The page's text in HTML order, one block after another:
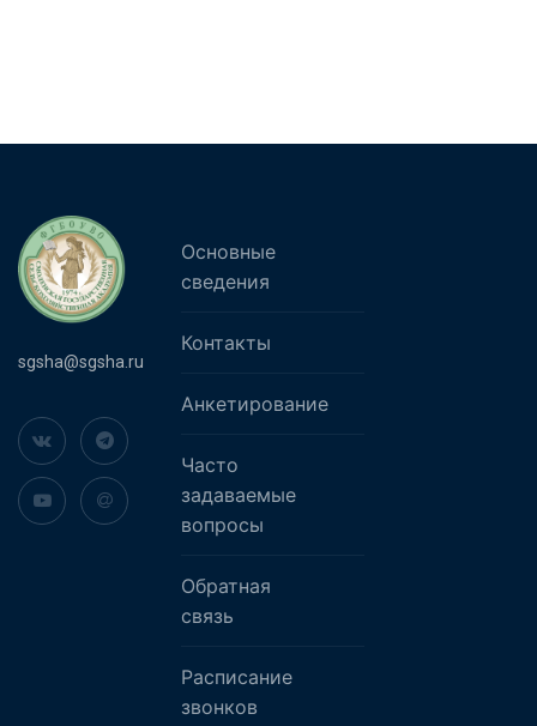
sgsha@sgsha.ru
Основные
сведения
Контакты
Анкетирование
Часто
задаваемые
вопросы
Обратная
связь
Расписание
звонков